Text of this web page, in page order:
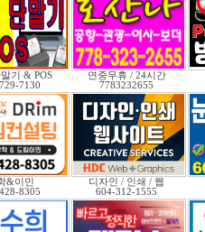
기 & POS
7130
연중무휴 / 24시간
7783232655
&이민
8305
디자인 / 인쇄 / 웹
604-312-1555